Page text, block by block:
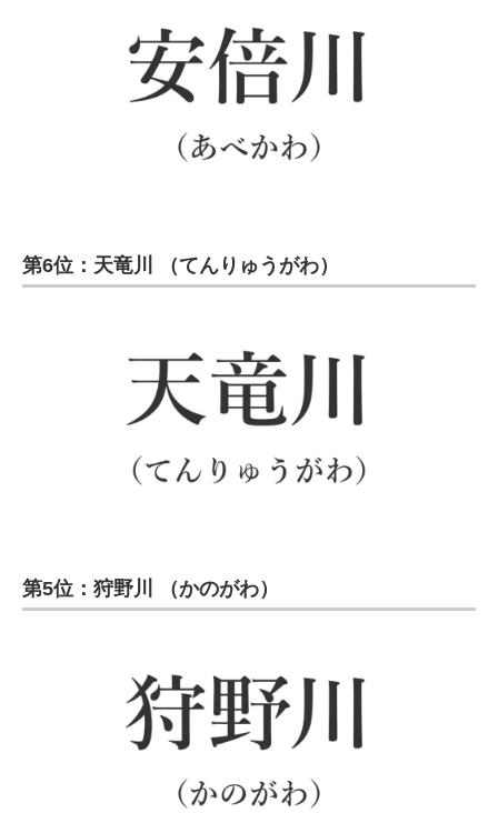
第6位：天竜川 （てんりゅうがわ）
第5位：狩野川 （かのがわ）